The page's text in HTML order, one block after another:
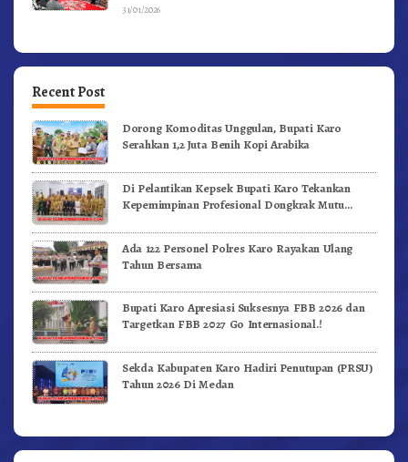
31/01/2026
Recent Post
Dorong Komoditas Unggulan, Bupati Karo
Serahkan 1,2 Juta Benih Kopi Arabika
Di Pelantikan Kepsek Bupati Karo Tekankan
Kepemimpinan Profesional Dongkrak Mutu
Ada 122 Personel Polres Karo Rayakan Ulang
Tahun Bersama
Bupati Karo Apresiasi Suksesnya FBB 2026 dan
Targetkan FBB 2027 Go Internasional.!
Sekda Kabupaten Karo Hadiri Penutupan (PRSU)
Tahun 2026 Di Medan